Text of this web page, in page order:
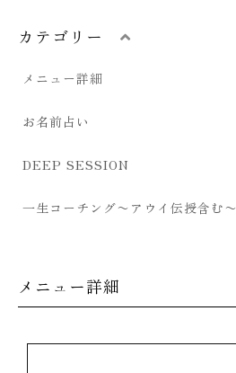
カテゴリー
メニュー詳細
お名前占い
DEEP SESSION
一生コーチング〜アウイ伝授含む〜
メニュー詳細